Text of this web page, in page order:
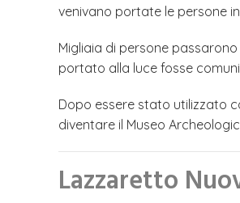
venivano portate le persone
Migliaia di persone
portato alla luce fosse
Dopo essere stato utilizzato
diventare il Museo
Lazzaretto